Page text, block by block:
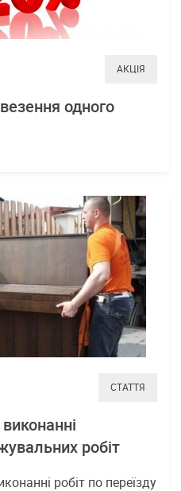
АКЦІЯ
одного
СТАТТЯ
робіт
робіт по переїзду